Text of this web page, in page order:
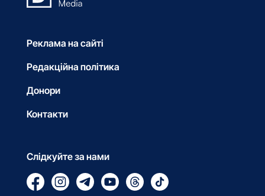
Реклама на сайті
Редакційна політика
Донори
Контакти
Слідкуйте за нами